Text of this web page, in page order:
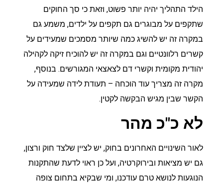
הילד התהליך יהיה יותר פשוט, וזאת כי סך החוקים
שתקפים על מבוגרים גם תקפים על ילדים, משמע גם
במקרה זה יש להשיג כמה שיותר מסמכים שמעידים על
קשרים רלוונטיים וגם במקרה זה יש להוכיח זיקה לקהילה
יהודית מקומית וקשרי דם לצאצאי המגורשים. בנוסף,
מקרה זה מצריך עוד הוכחה – תעודת לידה שמעידה על
הקשר שבין מגיש הבקשה לקטין.
לא כ"כ מהר
לאור השינויים האחרונים בחוק, יש לציין שלצד חוק ורצון,
גם יש מציאות ובירוקרטיה, ועל כן ראוי לדעת שהתקנות
הנוגעות לנושא טרם עודכנו, ומי שבקיא בתחום צופה